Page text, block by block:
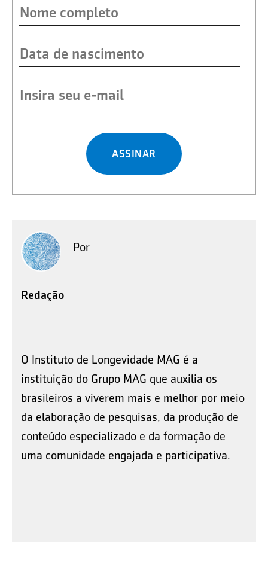
ASSINAR
Por
Redação
O Instituto de Longevidade MAG é a
instituição do Grupo MAG que auxilia os
brasileiros a viverem mais e melhor por meio
da elaboração de pesquisas, da produção de
conteúdo especializado e da formação de
uma comunidade engajada e participativa.